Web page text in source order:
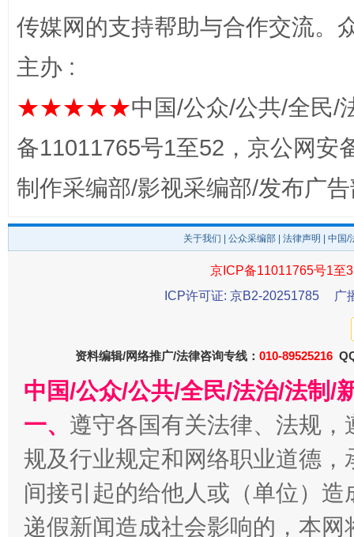
东山县通报“牛蛙产品抗生素超标问题” 法
千年窑火 生生不息 一
传媒网的支持帮助与合作交流。
主办 :
★★★★★中国/公众/公共/全民/
备11011765号1至52，京公网安
制作采编部/影视采编部/发布广
关于我们 公众采编部 法律声明 | 中国
京ICP备11011765号1至
ICP许可证: 京B2-20251785
广
资料编辑/网络推广/法律咨询专线： 010-89525216
中国/公众/公共/全民/法治/法制/
一、 遵守各国有关法律、法规
规及行业规定和网络职业道德
间接引起的给他人或（单位）
递假新闻造成社会影响的，本